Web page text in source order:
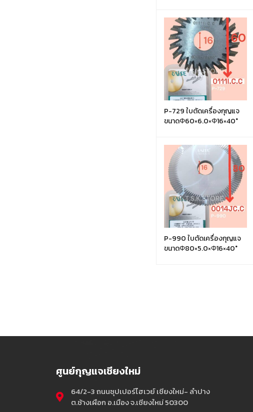
P-729 ใบตัดเครื่องกุญแจ
ขนาดΦ60×6.0×Φ16×40°
P-990 ใบตัดเครื่องกุญแจ
ขนาดΦ80×5.0×Φ16×40°
ศูนย์กุญแจเชียงใหม่
64/2-3 ถนนซุปเปอร์ไฮเวย์ เชียงใหม่- ลำปาง
ต.ช้างเผือก อ.เมือง จ.เชียงใหม่ 50300